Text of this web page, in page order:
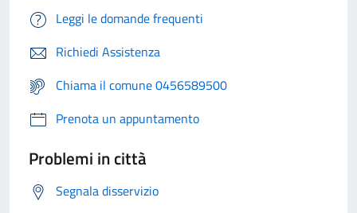
Leggi le domande frequenti
Richiedi Assistenza
Chiama il comune 0456589500
Prenota un appuntamento
Problemi in città
Segnala disservizio